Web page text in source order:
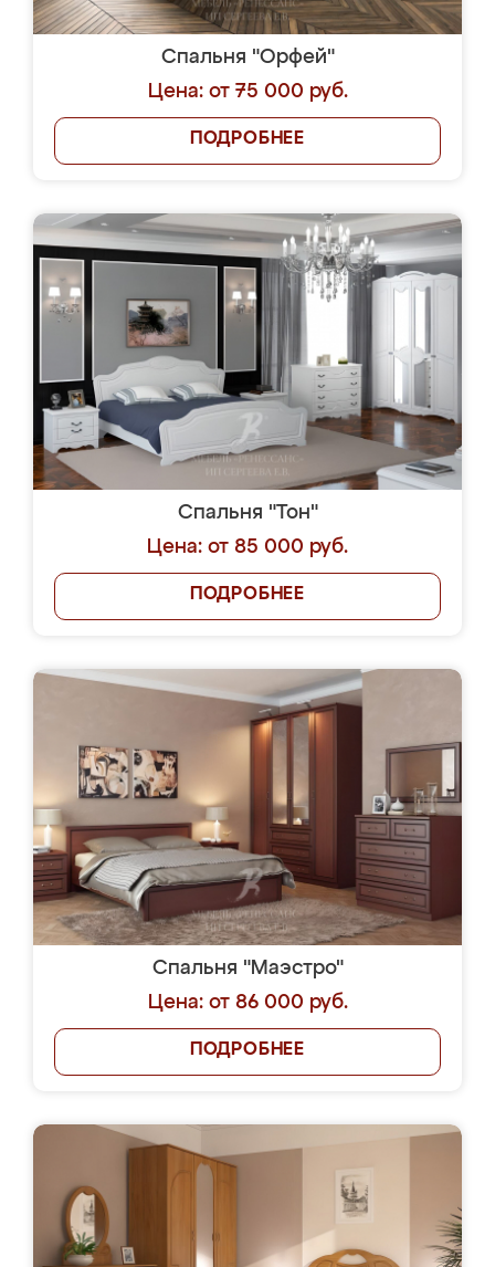
Спальня "Орфей"
Цена: от 75 000 руб.
ПОДРОБНЕЕ
Спальня "Тон"
Цена: от 85 000 руб.
ПОДРОБНЕЕ
Спальня "Маэстро"
Цена: от 86 000 руб.
ПОДРОБНЕЕ